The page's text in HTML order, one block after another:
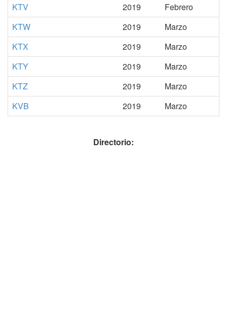
KTV
2019
Febrero
KTW
2019
Marzo
KTX
2019
Marzo
KTY
2019
Marzo
KTZ
2019
Marzo
KVB
2019 Marzo
Directorio: